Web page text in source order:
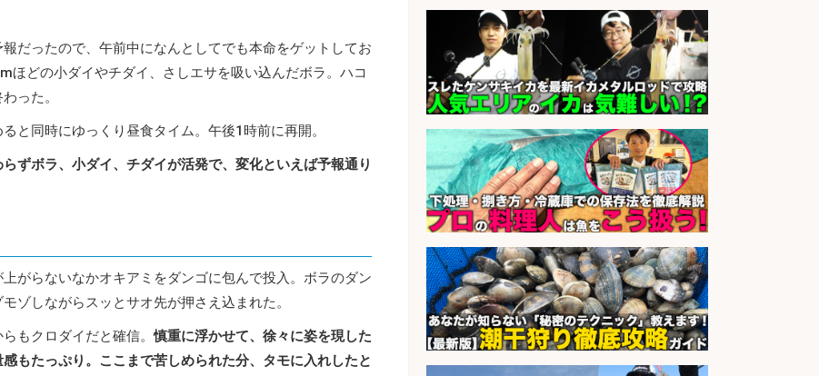
だったので、午前中になんとしてでも本命をゲットしてお
ほどの小ダイやチダイ、さしエサを吸い込んだボラ。ハコ
った。
と同時にゆっくり昼食タイム。午後1時前に再開。
ずボラ、小ダイ、チダイが活発で、変化といえば予報通り
がらないなかオキアミをダンゴに包んで投入。ボラのダン
ゾしながらスッとサオ先が押さえ込まれた。
もクロダイだと確信。慎重に浮かせて、徐々に姿を現した
もたっぷり。ここまで苦しめられた分、タモに入れしたと
梱包・仕分け・検品/経験者時給
1600円 鮮魚コーナーでのお魚調理
西尾張部
会社名 マンパワーグループ株式会社
sponsored by 求人ボックス
営業事務/「大津市」「時給1,300
円」小野駅から徒歩6分/釣り具メー
カーの物流事務・営業アシスタン
ト/残業なし×土日祝休み×大型連休
あり/滋賀県/大津市
会社名 株式会社ホットスタッフ滋賀
sponsored by 求人ボックス